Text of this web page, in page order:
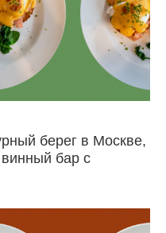
берег в Москве,
бар с